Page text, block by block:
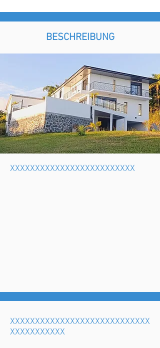
BESCHREIBUNG
XXXXXXXXXXXXXXXXXXXXXXXXX
XXXXXXXXXXXXXXXXXXXXXXXXXXXX
XXXXXXXXXXX